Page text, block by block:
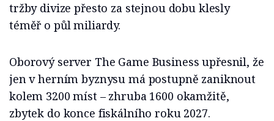
tržby divize přesto za stejnou dobu klesly
téměř o půl miliardy.
Oborový server The Game Business upřesnil, že
jen v herním byznysu má postupně zaniknout
kolem 3200 míst – zhruba 1600 okamžitě,
zbytek do konce fiskálního roku 2027.